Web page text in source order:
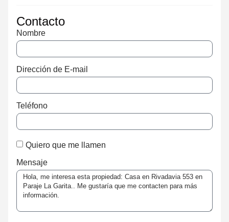
Contacto
Nombre
Dirección de E-mail
Teléfono
Quiero que me llamen
Mensaje